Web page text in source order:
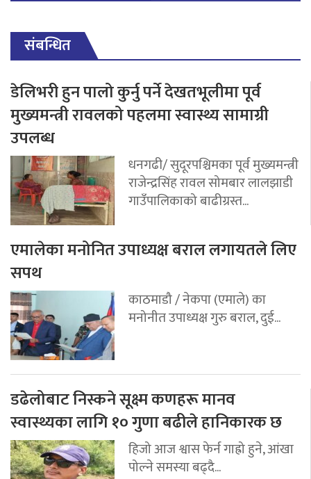
संबन्धित
डेलिभरी हुन पालो कुर्नु पर्ने देखतभूलीमा पूर्व
मुख्यमन्त्री रावलको पहलमा स्वास्थ्य सामाग्री
उपलब्ध
धनगढी/ सुदूरपश्चिमका पूर्व मुख्यमन्त्री
राजेन्द्रसिंह रावल सोमबार लालझाडी
गाउँपालिकाको बाढीग्रस्त...
एमालेका मनोनित उपाध्यक्ष बराल लगायतले लिए
सपथ
काठमाडौ / नेकपा (एमाले) का
मनोनीत उपाध्यक्ष गुरु बराल, दुई...
डढेलोबाट निस्कने सूक्ष्म कणहरू मानव
स्वास्थ्यका लागि १० गुणा बढीले हानिकारक छ
हिजो आज श्वास फेर्न गाह्रो हुने, आंखा
पोल्ने समस्या बढ्दै...